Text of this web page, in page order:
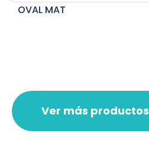
OVAL MAT
Ver más productos